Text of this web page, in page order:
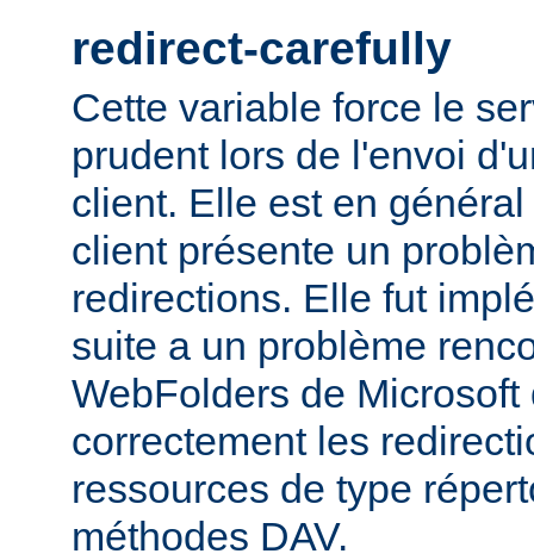
redirect-carefully
Cette variable force le
prudent lors de l'envoi
client. Elle est en
client présente un
redirections. Elle fut
suite a un problème
WebFolders de
correctement les
ressources de type
méthodes DAV.